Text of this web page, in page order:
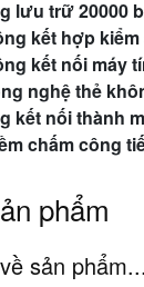
lưu trữ 20000
kết hợp
kết nối máy
nghệ thẻ
kết nối thành
chấm công
phẩm
sản phẩm...